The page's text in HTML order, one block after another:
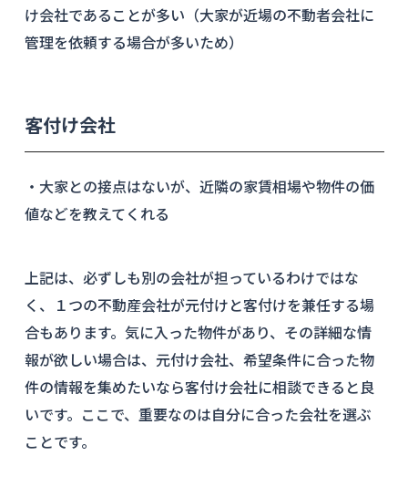
け会社であることが多い（大家が近場の不動者会社に
管理を依頼する場合が多いため）
客付け会社
・大家との接点はないが、近隣の家賃相場や物件の価
値などを教えてくれる
上記は、必ずしも別の会社が担っているわけではな
く、１つの不動産会社が元付けと客付けを兼任する場
合もあります。気に入った物件があり、その詳細な情
報が欲しい場合は、元付け会社、希望条件に合った物
件の情報を集めたいなら客付け会社に相談できると良
いです。ここで、重要なのは自分に合った会社を選ぶ
ことです。